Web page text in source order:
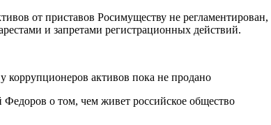
от приставов Росимуществу не
и запретами регистрационных действий.
о том, чем живет российское общество